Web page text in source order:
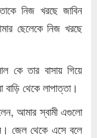
নিজ খরছে জাবিন
ছেলেকে নিজ খরছে
তার বাসায় গিয়ে
বাড়ি থেকে লাপাত্তা।
আমার স্বামী এগুলো
জেল থেকে এসে বলে